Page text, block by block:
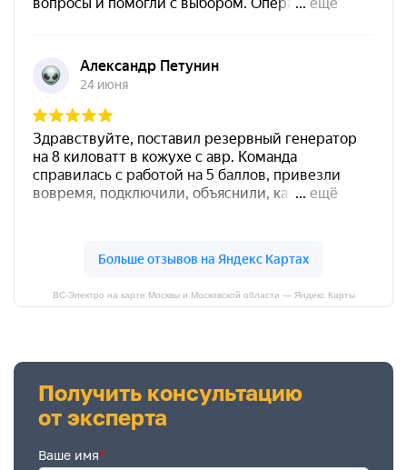
ВС-Электро на карте Москвы и Московской области — Яндекс Карты
Получить консультацию
от эксперта
Ваше имя*